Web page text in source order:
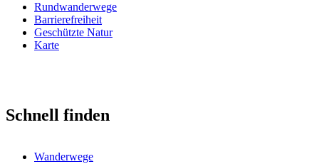
Rundwanderwege
Barrierefreiheit
Geschützte Natur
Karte
Schnell finden
Wanderwege